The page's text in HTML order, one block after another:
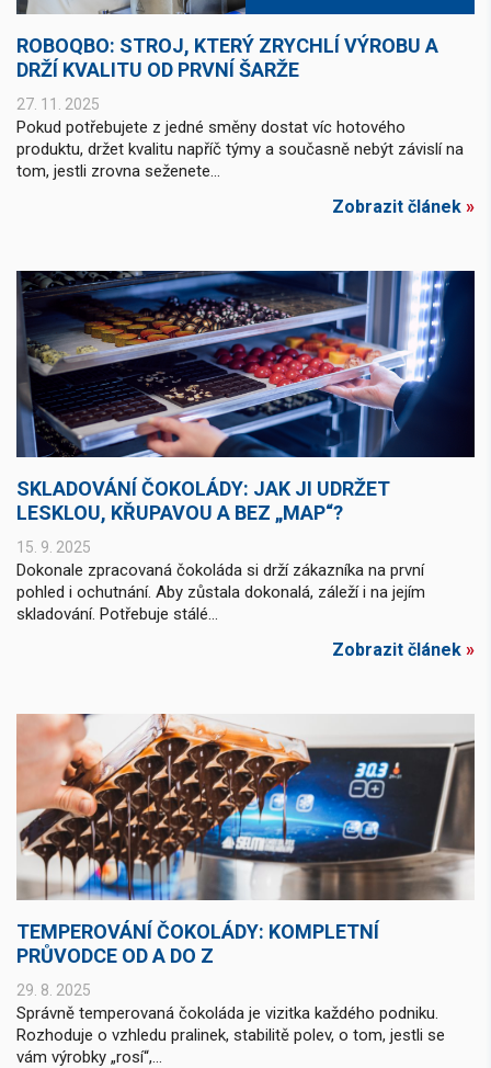
ROBOQBO: STROJ, KTERÝ ZRYCHLÍ VÝROBU A
DRŽÍ KVALITU OD PRVNÍ ŠARŽE
27. 11. 2025
Pokud potřebujete z jedné směny dostat víc hotového
produktu, držet kvalitu napříč týmy a současně nebýt závislí na
tom, jestli zrovna seženete...
Zobrazit článek »
SKLADOVÁNÍ ČOKOLÁDY: JAK JI UDRŽET
LESKLOU, KŘUPAVOU A BEZ „MAP“?
15. 9. 2025
Dokonale zpracovaná čokoláda si drží zákazníka na první
pohled i ochutnání. Aby zůstala dokonalá, záleží i na jejím
skladování. Potřebuje stálé...
Zobrazit článek »
TEMPEROVÁNÍ ČOKOLÁDY: KOMPLETNÍ
PRŮVODCE OD A DO Z
29. 8. 2025
Správně temperovaná čokoláda je vizitka každého podniku.
Rozhoduje o vzhledu pralinek, stabilitě polev, o tom, jestli se
vám výrobky „rosí“,...